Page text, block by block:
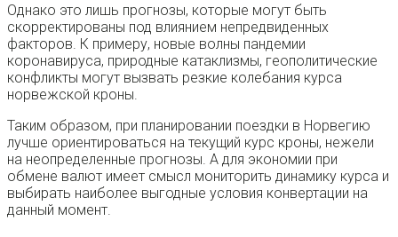
Однако это лишь прогнозы, которые могут быть
скорректированы под влиянием непредвиденных
факторов. К примеру, новые волны пандемии
коронавируса, природные катаклизмы, геополитические
конфликты могут вызвать резкие колебания курса
норвежской кроны.
Таким образом, при планировании поездки в Норвегию
лучше ориентироваться на текущий курс кроны, нежели
на неопределенные прогнозы. А для экономии при
обмене валют имеет смысл мониторить динамику курса и
выбирать наиболее выгодные условия конвертации на
данный момент.